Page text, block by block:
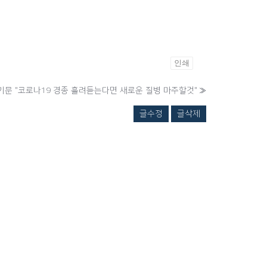
인쇄
문 "코로나19 경종 흘려듣는다면 새로운 질병 마주할것" »
글수정 글삭제